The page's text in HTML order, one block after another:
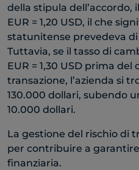
della stipula dell’accordo,
EUR = 1,20 USD, il che
statunitense prevedeva
Tuttavia, se il tasso di
EUR = 1,30 USD prima
transazione, l’azienda si
130.000 dollari, subendo
10.000 dollari.
La gestione del rischio di
per contribuire a
finanziaria.